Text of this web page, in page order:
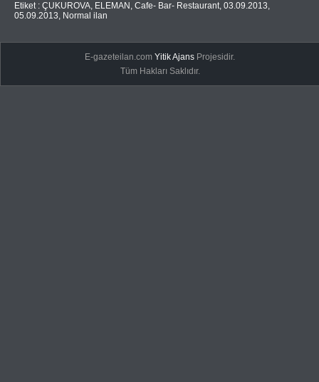
Etiket : ÇUKUROVA, ELEMAN , Cafe- Bar- Restaurant, 03.09.2013,
05.09.2013, Normal ilan
E-gazeteilan.comYitik Ajans Projesidir.
Tüm Hakları Saklıdır.